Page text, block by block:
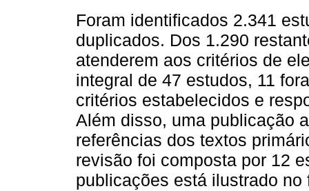
Foram identificados 2.341
duplicados. Dos 1.290
atenderem aos critérios de
integral de 47 estudos, 11
critérios estabelecidos e
Além disso, uma publicação
referências dos textos
revisão foi composta por 12
publicações está ilustrado no